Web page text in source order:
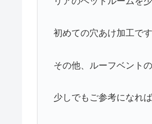
初めての穴あけ加工です
その他、ルーフベント
少しでもご参考になれば